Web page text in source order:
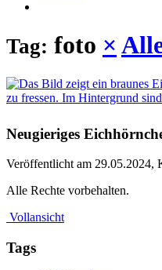
Tag: foto ×
Neugieriges
Veröffentlicht am 29.05.2024,
Alle Rechte vorbehalten.
Vollansicht
Tags